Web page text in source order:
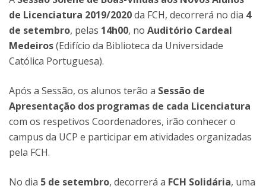
de Licenciatura 2019/2020da FCH, decorrerá no dia 4
de setembro, pelas 14h00, no Auditório Cardeal
Medeiros(Edifício da Biblioteca da Universidade
Católica Portuguesa).
Após a Sessão, os alunos terão a Sessão de
Apresentação dos programas de cada Licenciatura
com os respetivos Coordenadores, irão conhecer o
campus da UCP e participar em atividades organizadas
pela FCH.
No dia 5 de setembro, decorrerá a FCH Solidária, uma